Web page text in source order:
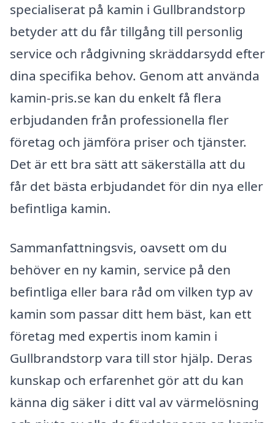
specialiserat på kamin i Gullbrandstorp
betyder att du får tillgång till personlig
service och rådgivning skräddarsydd efter
dina specifika behov. Genom att använda
kamin-pris.se kan du enkelt få flera
erbjudanden från professionella fler
företag och jämföra priser och tjänster.
Det är ett bra sätt att säkerställa att du
får det bästa erbjudandet för din nya eller
befintliga kamin.
Sammanfattningsvis, oavsett om du
behöver en ny kamin, service på den
befintliga eller bara råd om vilken typ av
kamin som passar ditt hem bäst, kan ett
företag med expertis inom kamin i
Gullbrandstorp vara till stor hjälp. Deras
kunskap och erfarenhet gör att du kan
känna dig säker i ditt val av värmelösning